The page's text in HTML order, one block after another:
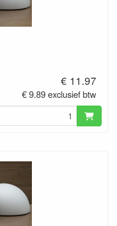
€ 11.97
€ 9.89 exclusief btw